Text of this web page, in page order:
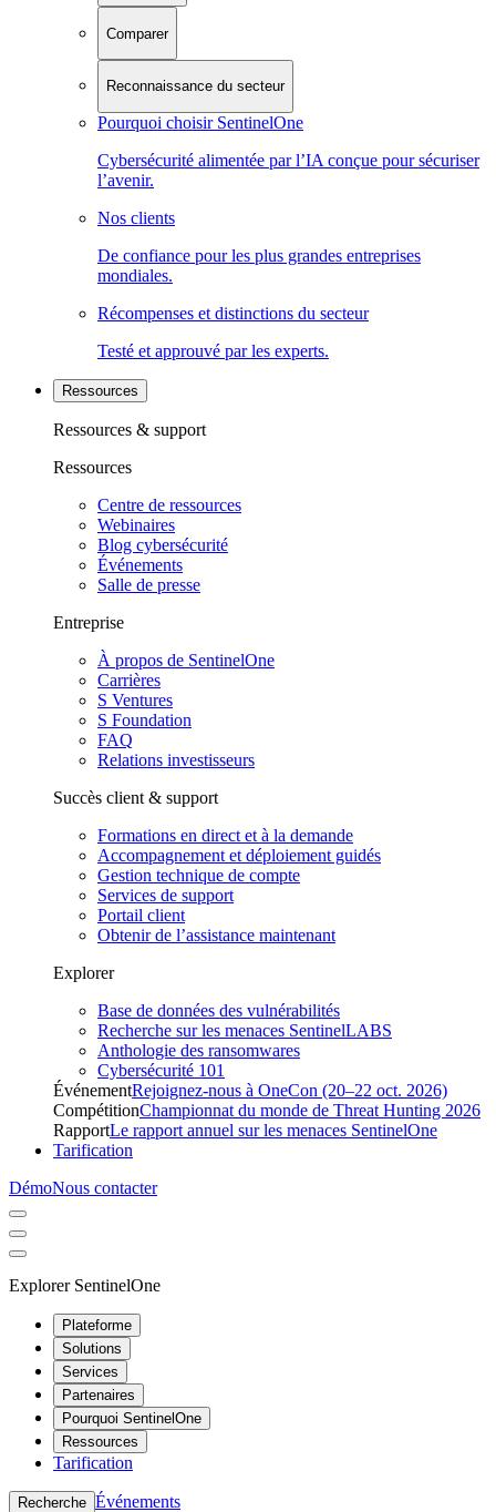
Comparer
Reconnaissance du secteur
Pourquoi choisir SentinelOne
Cybersécurité alimentée par l’IA conçue pour sécuriser
l’avenir.
Nos clients
De confiance pour les plus grandes entreprises
mondiales.
Récompenses et distinctions du secteur
Testé et approuvé par les experts.
Ressources
Ressources & support
Ressources
Centre de ressources
Webinaires
Blog cybersécurité
Événements
Salle de presse
Entreprise
À propos de SentinelOne
Carrières
S Ventures
S Foundation
FAQ
Relations investisseurs
Succès client & support
Formations en direct et à la demande
Accompagnement et déploiement guidés
Gestion technique de compte
Services de support
Portail client
Obtenir de l’assistance maintenant
Explorer
Base de données des vulnérabilités
Recherche sur les menaces SentinelLABS
Anthologie des ransomwares
Cybersécurité 101
ÉvénementRejoignez-nous à OneCon (20–22 oct. 2026)
CompétitionChampionnat du monde de Threat Hunting 2026
RapportLe rapport annuel sur les menaces SentinelOne
Tarification
DémoNous contacter
Explorer SentinelOne
Plateforme
Solutions
Services
Partenaires
Pourquoi SentinelOne
Ressources
Tarification
Recherche Événements